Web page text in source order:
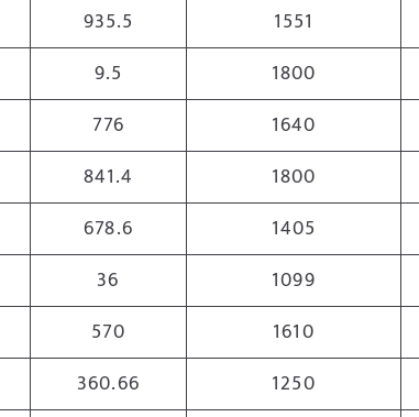
935.5 1551
9.5 1800
776 1640
841.4 1800
678.6 1405
36 1099
570 1610
360.66 1250